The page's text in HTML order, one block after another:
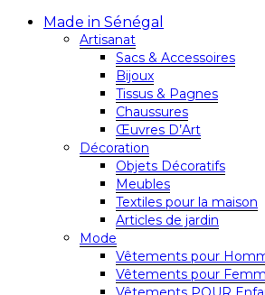
Made in Sénégal
Artisanat
Sacs & Accessoires
Bijoux
Tissus & Pagnes
Chaussures
Œuvres D’Art
Décoration
Objets Décoratifs
Meubles
Textiles pour la maison
Articles de jardin
Mode
Vêtements pour
Vêtements pour